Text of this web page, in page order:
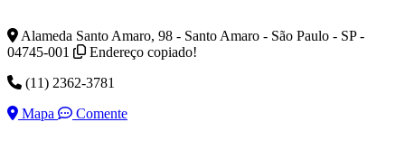
Alameda Santo Amaro, 98 - Santo Amaro - São Paulo - SP -
04745-001
Endereço copiado!
(11) 2362-3781
Mapa
Comente